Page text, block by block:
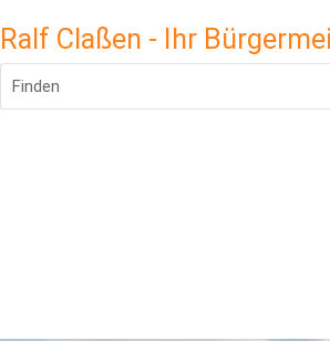
Ralf Claßen - Ihr
Finden